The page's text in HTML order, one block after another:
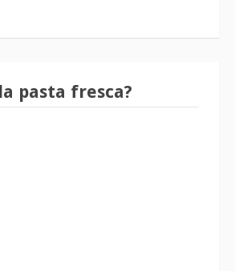
pasta fresca?